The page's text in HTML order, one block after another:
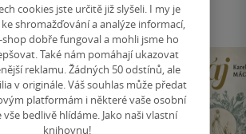
cookies jste určitě již slyšeli. I my je
shromažďování a analýze informací,
shop dobře fungoval a mohli jsme ho
Také nám pomáhají ukazovat
reklamu. Žádných 50 odstínů, ale
v originále. Váš souhlas může předat
platformám i některé vaše osobní
vše bedlivě hlídáme. Jako naši vlastní
knihovnu!